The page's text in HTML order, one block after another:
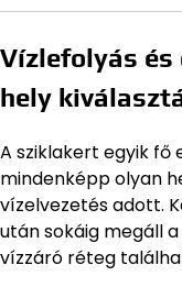
Vízlefolyás és
hely
A sziklakert egyik fő
mindenképp olyan
vízelvezetés adott.
után sokáig megáll
vízzáró réteg